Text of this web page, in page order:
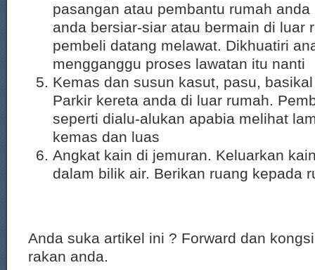
pasangan atau pembantu rumah
anda bersiar-siar atau bermain di luar
pembeli datang melawat. Dikhuatiri
mengganggu proses lawatan itu nanti
Kemas dan susun kasut, pasu,
Parkir kereta anda di luar rumah.
seperti dialu-alukan apabia melihat
kemas dan luas
Angkat kain di jemuran. Keluarkan
dalam bilik air. Berikan ruang kepada
Anda suka artikel ini ? Forward dan
rakan anda.